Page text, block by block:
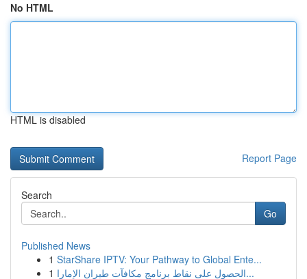
No HTML
HTML is disabled
Report Page
Search
Go
Published News
1 StarShare IPTV: Your Pathway to Global Ente...
1
الحصول على نقاط برنامج مكافآت طيران الإمارا...